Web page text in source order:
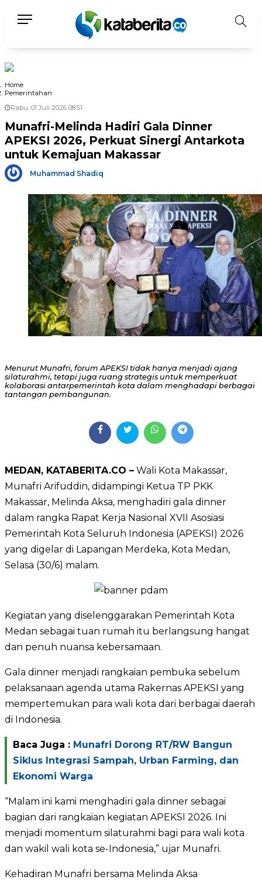
Home
Pemerintahan
Rabu, 01 Juli 2026 08:51
Munafri-Melinda Hadiri Gala Dinner
APEKSI 2026, Perkuat Sinergi Antarkota
untuk Kemajuan Makassar
Muhammad Shadiq
Menurut Munafri, forum APEKSI tidak hanya menjadi ajang
silaturahmi, tetapi juga ruang strategis untuk memperkuat
kolaborasi antarpemerintah kota dalam menghadapi berbagai
tantangan pembangunan.
MEDAN, KATABERITA.CO – Wali Kota Makassar,
Munafri Arifuddin, didampingi Ketua TP PKK
Makassar, Melinda Aksa, menghadiri gala dinner
dalam rangka Rapat Kerja Nasional XVII Asosiasi
Pemerintah Kota Seluruh Indonesia (APEKSI) 2026
yang digelar di Lapangan Merdeka, Kota Medan,
Selasa (30/6) malam.
Kegiatan yang diselenggarakan Pemerintah Kota
Medan sebagai tuan rumah itu berlangsung hangat
dan penuh nuansa kebersamaan.
Gala dinner menjadi rangkaian pembuka sebelum
pelaksanaan agenda utama Rakernas APEKSI yang
mempertemukan para wali kota dari berbagai daerah
di Indonesia.
Baca Juga : Munafri Dorong RT/RW Bangun
Siklus Integrasi Sampah, Urban Farming, dan
Ekonomi Warga
“Malam ini kami menghadiri gala dinner sebagai
bagian dari rangkaian kegiatan APEKSI 2026. Ini
menjadi momentum silaturahmi bagi para wali kota
dan wakil wali kota se-Indonesia,” ujar Munafri.
Kehadiran Munafri bersama Melinda Aksa